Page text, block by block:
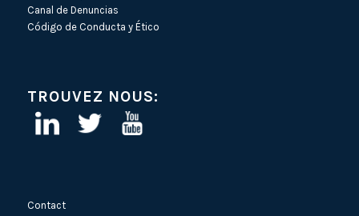
Canal de Denuncias
Código de Conducta y Ético
TROUVEZ NOUS:
Contact